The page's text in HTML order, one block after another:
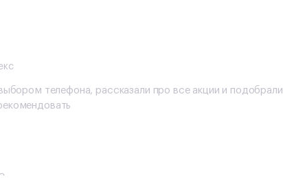
телефона, рассказали про все акции и подобрали